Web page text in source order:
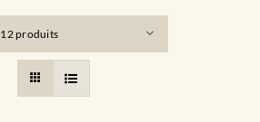
12 produits